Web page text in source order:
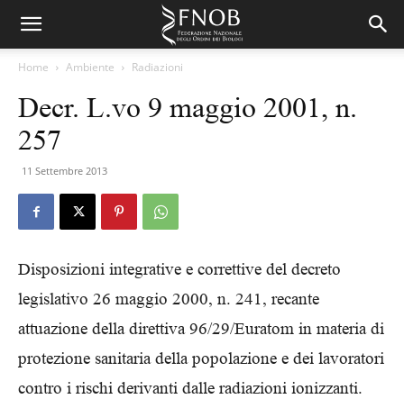
Home Ambiente Radiazioni
Decr. L.vo 9 maggio 2001, n.
257
11 Settembre 2013
Disposizioni integrative e correttive del decreto
legislativo 26 maggio 2000, n. 241, recante
attuazione della direttiva 96/29/Euratom in materia di
protezione sanitaria della popolazione e dei lavoratori
contro i rischi derivanti dalle radiazioni ionizzanti.